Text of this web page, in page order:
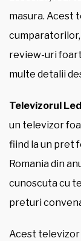
masura. Acest
review-uri
multe detalii
Televizorul
un televizor
fiind la un pret
Romania din
cunoscuta cu
preturi
Acest